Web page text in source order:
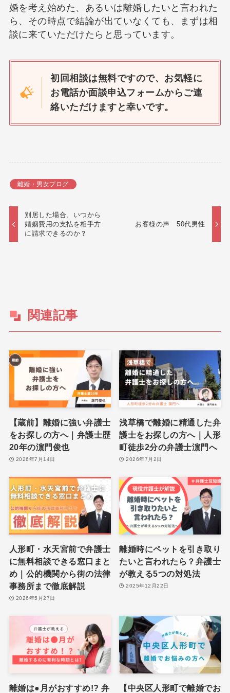
婚を考え始めた、あるいは離婚したいと言われた
ら、その時点で結論が出ていなくても、まずは相
談に来ていただけたらと思っています。
初回相談は無料ですので、お気軽に
お電話か面談申込フォームからご連
絡いただけますと幸いです。
離婚・男女ブログ
別居した場合、いつから
婚姻費用の支払を相手方
に請求できるのか？
お客様の声 50代男性
関連記事
【蔵前】離婚に強い弁護士
をお探しの方へ｜弁護士歴
20年の濵門俊也
2026年7月14日
浅草橋で離婚に精通した弁
護士をお探しの方へ｜人形
町徒歩2分の弁護士濵門へ
2026年7月2日
人形町・水天宮前で弁護士
に無料相談できる窓口まと
め｜公的機関から街の法律
事務所まで徹底解説
2026年5月27日
離婚時にペットを引き取り
たいと言われたら？弁護士
が教える5つの対処法
2025年12月22日
離婚は●月がおすすめ!? 弁
【中央区人形町で離婚でお